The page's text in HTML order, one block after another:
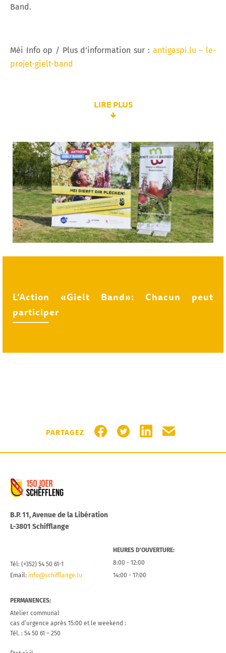
Band.
Méi Info op / Plus d’information sur : antigaspi.lu – le-
projet-gielt-band
LIRE PLUS
L’Action «Gielt Band»: Chacun peut
participer
PARTAGEZ
PARTAGER SUR FACEBOOK
PARTAGER SUR TWITTER
PARTAGER SUR
PARTAGER
B.P. 11, Avenue de la Libération
L-3801 Schifflange
Tél: (+352) 54 50 61-1
Email: info@schifflange.lu
HEURES D’OUVERTURE:
8:00 - 12:00
14:00 - 17:00
PERMANENCES:
Atelier communal
cas d’urgence après 15:00 et le weekend :
Tél. : 54 50 61 – 250